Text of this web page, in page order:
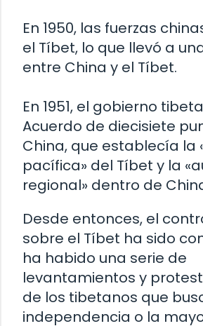
En 1950, las fuerzas
el Tíbet, lo que llevó a
entre China y el Tíbet.
En 1951, el gobierno
Acuerdo de diecisiete
China, que establecía la
pacífica» del Tíbet y la
regional» dentro de
Desde entonces, el
sobre el Tíbet ha sido
ha habido una serie de
levantamientos y
de los tibetanos que
independencia o la